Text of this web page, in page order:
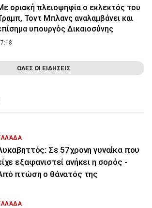
οριακή πλειοψηφία ο εκλεκτός του
Τοντ Μπλανς αναλαμβάνει και
υπουργός Δικαιοσύνης
ΟΛΕΣ ΟΙ ΕΙΔΗΣΕΙΣ
Σε 57χρονη γυναίκα που
εξαφανιστεί ανήκει η σορός -
πτώση ο θάνατός της